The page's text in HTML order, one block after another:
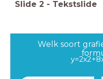
Slide 2 - Tekstslide
Welk soort
y=2x2+8